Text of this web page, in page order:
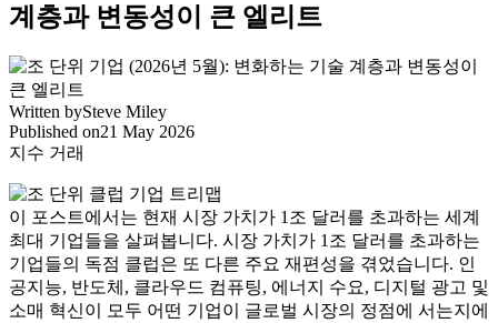
계층과 변동성이 큰 엘리트
Written bySteve Miley
Published on21 May 2026
지수 거래
이 포스트에서는 현재 시장 가치가 1조 달러를 초과하는 세계
최대 기업들을 살펴봅니다. 시장 가치가 1조 달러를 초과하는
기업들의 독점 클럽은 또 다른 주요 재편성을 겪었습니다. 인
공지능, 반도체, 클라우드 컴퓨팅, 에너지 수요, 디지털 광고 및
소매 혁신이 모두 어떤 기업이 글로벌 시장의 정점에 서는지에